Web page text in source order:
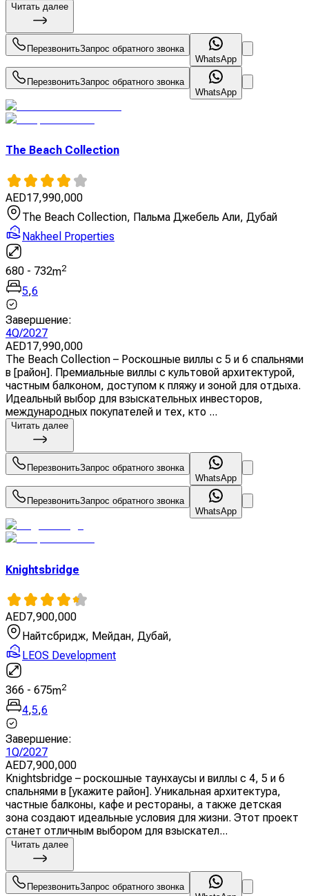
Читать далее
ПерезвонитьЗапрос обратного звонка
WhatsApp
ПерезвонитьЗапрос обратного звонка
WhatsApp
The Beach Collection
AED17,990,000
The Beach Collection, Пальма Джебель Али, Дубай
Nakheel Properties
680 - 732m2
5,6
Завершение:
4Q/2027
AED17,990,000
The Beach Collection – Роскошные виллы с 5 и 6 спальнями
в [район]. Премиальные виллы с культовой архитектурой,
частным балконом, доступом к пляжу и зоной для отдыха.
Идеальный выбор для взыскательных инвесторов,
международных покупателей и тех, кто ...
Читать далее
ПерезвонитьЗапрос обратного звонка
WhatsApp
ПерезвонитьЗапрос обратного звонка
WhatsApp
Knightsbridge
AED7,900,000
Найтсбридж, Мейдан, Дубай,
LEOS Development
366 - 675m2
4,5,6
Завершение:
1Q/2027
AED7,900,000
Knightsbridge – роскошные таунхаусы и виллы с 4, 5 и 6
спальнями в [укажите район]. Уникальная архитектура,
частные балконы, кафе и рестораны, а также детская
зона создают идеальные условия для жизни. Этот проект
станет отличным выбором для взыскател...
Читать далее
ПерезвонитьЗапрос обратного звонка